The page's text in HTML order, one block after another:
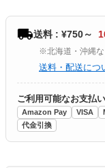
送料 : ¥750～
※北海道・沖縄な
送料・配送につ
ご利用可能なお支払
Amazon Pay VISA
代金引換